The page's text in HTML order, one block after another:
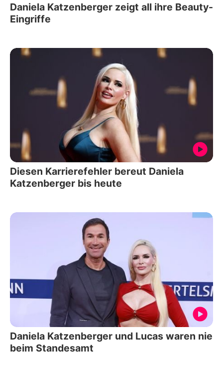
Daniela Katzenberger zeigt all ihre Beauty-
Eingriffe
Diesen Karrierefehler bereut Daniela
Katzenberger bis heute
Daniela Katzenberger und Lucas waren nie
beim Standesamt